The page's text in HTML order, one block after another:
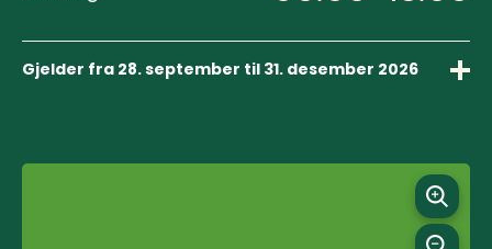
Gjelder fra 28. september til 31. desember 2026
Stengt